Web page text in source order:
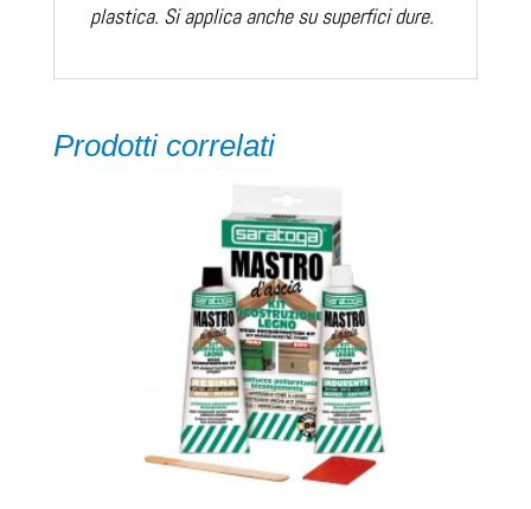
plastica. Si applica anche su superfici dure.
Prodotti correlati